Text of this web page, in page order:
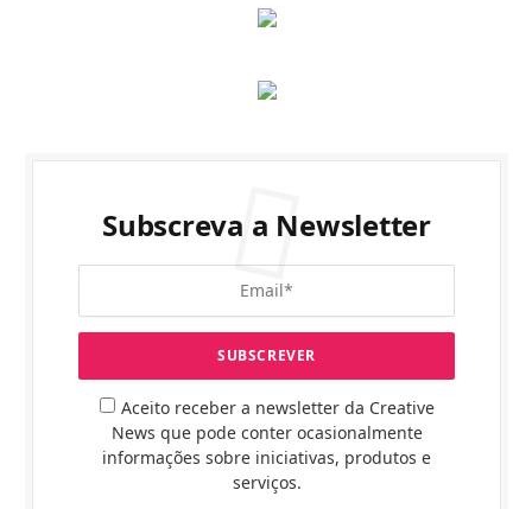
Subscreva a Newsletter
Aceito receber a newsletter da Creative
News que pode conter ocasionalmente
informações sobre iniciativas, produtos e
serviços.